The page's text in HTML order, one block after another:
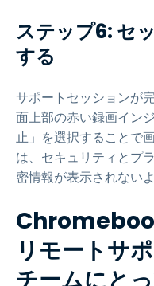
ステップ6: セ
する
サポートセッションが
面上部の赤い録画イン
止」を選択することで
は、セキュリティとプ
密情報が表示されない
リモートサ